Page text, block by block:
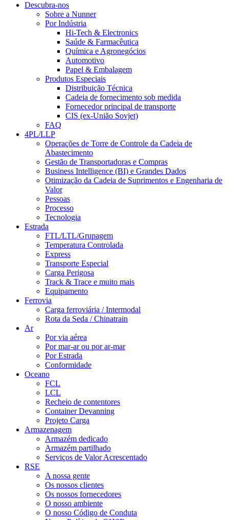
Descubra-nos
Sobre a Nunner
Por Indústria
Hi-Tech & Electronics
Saúde & Farmacêutica
Química e Agronegócios
Automotivo
Papel & Embalagem
Produtos Especiais
Distribuição Técnica
Cadeia de fornecimento sob medida
Fornecedor principal de transporte
CIS (ex-União Sovjet)
FAQ
4PL/LLP
Operações de Torre de Controle da Cadeia de
Abastecimento
Gestão de Transportadoras e Compras
Business Intelligence (BI) e Grandes Dados
Otimização da Cadeia de Suprimentos e Engenharia de
Valor
Pessoas
Processo
Tecnologia
Estrada
FTL/LTL/Grupagem
Temperatura Controlada
Express
Transporte Especial
Carga Perigosa
Track & Trace e muito mais
Equipamento
Ferrovia
Carga ferroviária / Intermodal
Rota da Seda / Chinatrain
Ar
Por via aérea
Por mar-ar ou por ar-mar
Por Estrada
Conformidade
Oceano
FCL
LCL
Recheio de contentores
Container Devanning
Projeto Carga
Armazenagem
Armazém dedicado
Armazém partilhado
Serviços de Valor Acrescentado
RSE
A nossa gente
Os nossos clientes
Os nossos fornecedores
O nosso ambiente
O nosso Código de Conduta